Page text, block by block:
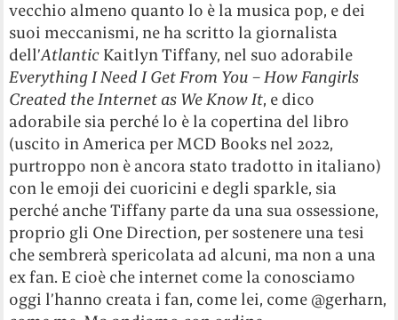
vecchio almeno quanto lo è la musica pop, e dei
suoi meccanismi, ne ha scritto la giornalista
dell’Atlantic Kaitlyn Tiffany, nel suo adorabile
Everything I Need I Get From You – How Fangirls
Created the Internet as We Know It, e dico
adorabile sia perché lo è la copertina del libro
(uscito in America per MCD Books nel 2022,
purtroppo non è ancora stato tradotto in italiano)
con le emoji dei cuoricini e degli sparkle, sia
perché anche Tiffany parte da una sua ossessione,
proprio gli One Direction, per sostenere una tesi
che sembrerà spericolata ad alcuni, ma non a una
ex fan. E cioè che internet come la conosciamo
oggi l’hanno creata i fan, come lei, come @gerharn,